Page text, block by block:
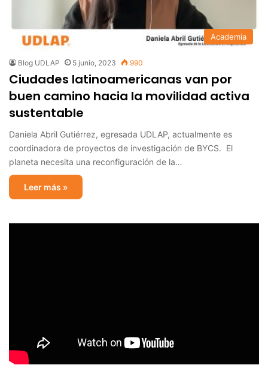
Academia
Blog UDLAP 5 junio, 2023 990
Ciudades latinoamericanas van por
buen camino hacia la movilidad activa
sustentable
Daniela Abril Gutiérrez, egresada UDLAP, actualmente es
coordinadora de proyectos de investigación de BYCS. El
planeta necesita una reconfiguración de la…
Leer más »